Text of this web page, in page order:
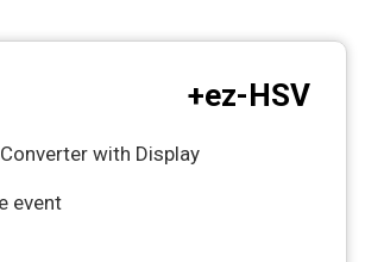
PTZ Confrence Camera
C-Mount Lenss
Video Equipment
ez-HSV+
with Display
event